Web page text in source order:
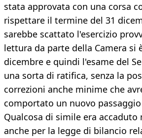
stata approvata con una corsa
rispettare il termine del 31
sarebbe scattato l'esercizio
lettura da parte della Camera si
dicembre e quindi l'esame del
una sorta di ratifica, senza la
correzioni anche minime che
comportato un nuovo
Qualcosa di simile era accaduto
anche per la legge di bilancio